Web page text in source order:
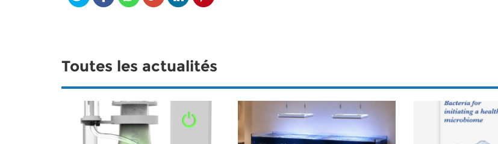
Toutes les actualités